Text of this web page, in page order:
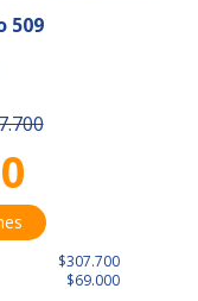
509
$307.700
$69.000